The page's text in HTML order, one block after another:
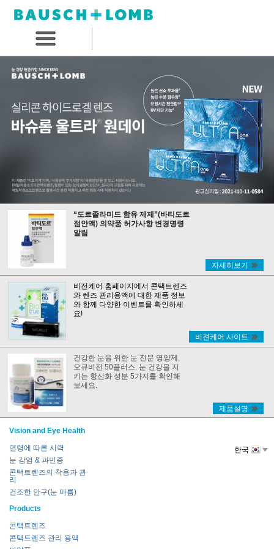
“도르졸라미드 함유 제제”(바티도르
점안액) 의약품 허가사항 변경명령
알림
자세히보기
비전케어 홈페이지에서 콘택트렌즈
와 렌즈 관리용액에 대한 제품 정보
와 함께 다양한 이벤트를 확인하세
요!
비젼케어 사이트
건강한 눈을 위한 눈 전문 영양제,
오큐비전 50플러스. 눈 건강을 지
키는 항산화 성분 5가지를 확인해
보세요.
제품설명
Vision and Eye Health
연령에 따른 시력
눈 감염 & 과민증
콘택트렌즈의 착용과 관
리
건조한 안구(눈 마름)
Products
콘택트렌즈
콘택트렌즈 관리 용액
한국